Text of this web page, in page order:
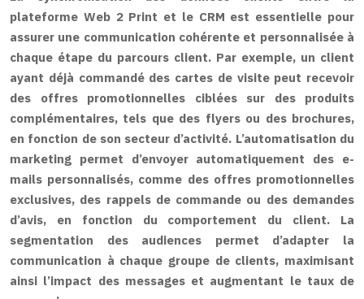
plateforme Web 2 Print et le CRM est essentielle pour
assurer une communication cohérente et personnalisée à
chaque étape du parcours client. Par exemple, un client
ayant déjà commandé des cartes de visite peut recevoir
des offres promotionnelles ciblées sur des produits
complémentaires, tels que des flyers ou des brochures,
en fonction de son secteur d’activité. L’automatisation du
marketing permet d’envoyer automatiquement des e-
mails personnalisés, comme des offres promotionnelles
exclusives, des rappels de commande ou des demandes
d’avis, en fonction du comportement du client. La
segmentation des audiences permet d’adapter la
communication à chaque groupe de clients, maximisant
ainsi l’impact des messages et augmentant le taux de